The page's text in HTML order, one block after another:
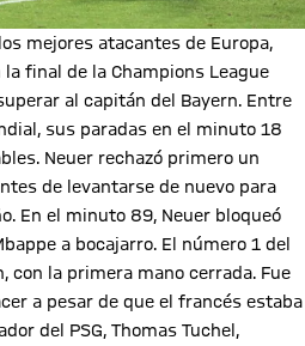
mejores atacantes de Europa,
la final de la Champions League
al capitán del Bayern. Entre
sus paradas en el minuto 18
Neuer rechazó primero un
de levantarse de nuevo para
En el minuto 89, Neuer bloqueó
a bocajarro. El número 1 del
con la primera mano cerrada. Fue
a pesar de que el francés estaba
del PSG, Thomas Tuchel,